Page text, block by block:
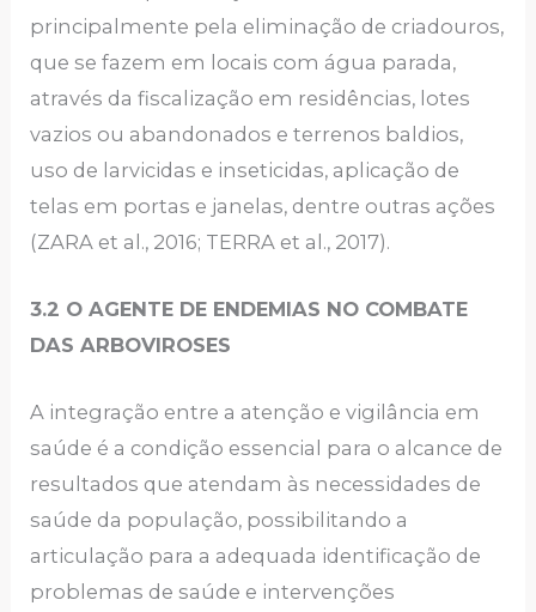
principalmente pela eliminação de criadouros,
que se fazem em locais com água parada,
através da fiscalização em residências, lotes
vazios ou abandonados e terrenos baldios,
uso de larvicidas e inseticidas, aplicação de
telas em portas e janelas, dentre outras ações
(ZARA et al., 2016; TERRA et al., 2017).
3.2 O AGENTE DE ENDEMIAS NO COMBATE
DAS ARBOVIROSES
A integração entre a atenção e vigilância em
saúde é a condição essencial para o alcance de
resultados que atendam às necessidades de
saúde da população, possibilitando a
articulação para a adequada identificação de
problemas de saúde e intervenções